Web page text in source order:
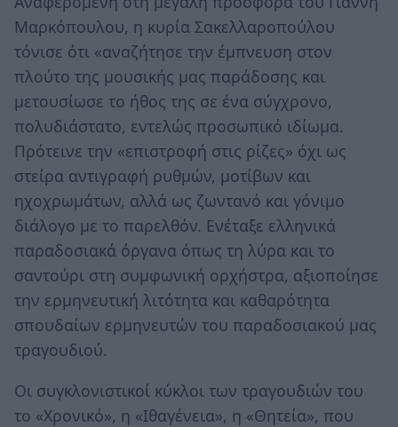
Μαρκόπουλου, η κυρία Σακελλαροπούλου
τόνισε ότι «αναζήτησε την έμπνευση στον
πλούτο της μουσικής μας παράδοσης και
μετουσίωσε το ήθος της σε ένα σύγχρονο,
πολυδιάστατο, εντελώς προσωπικό ιδίωμα.
Πρότεινε την «επιστροφή στις ρίζες» όχι ως
στείρα αντιγραφή ρυθμών, μοτίβων και
ηχοχρωμάτων, αλλά ως ζωντανό και γόνιμο
διάλογο με το παρελθόν. Ενέταξε ελληνικά
παραδοσιακά όργανα όπως τη λύρα και το
σαντούρι στη συμφωνική ορχήστρα, αξιοποίησε
την ερμηνευτική λιτότητα και καθαρότητα
σπουδαίων ερμηνευτών του παραδοσιακού μας
τραγουδιού.
Οι συγκλονιστικοί κύκλοι των τραγουδιών του
το «Χρονικό», η «Ιθαγένεια», η «Θητεία», που